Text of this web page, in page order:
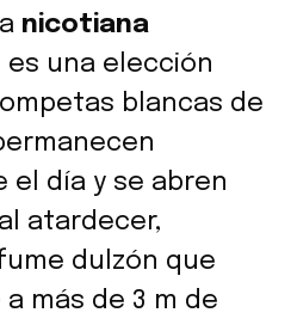
nicotiana
es una elección
blancas de
el día y se abren
atardecer,
dulzón que
más de 3 m de